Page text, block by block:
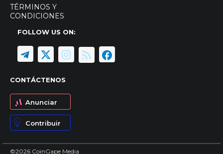
TÉRMINOS Y
CONDICIONES
FOLLOW US ON:
CONTÁCTENOS
Anunciar
Contribuir
©2026 CoinGape Media